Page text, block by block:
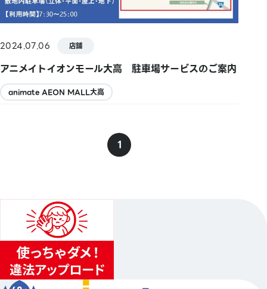
2024.07.06 店鋪
アニメイトイオンモール大高 駐車場サービスのご案内
animate AEON MALL大高
1